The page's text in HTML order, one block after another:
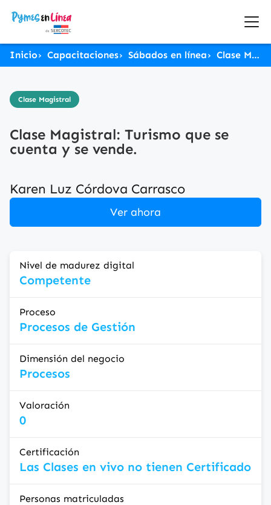
Inicio Capacitaciones Sábados en línea Clase Magistral: Turismo que se cuenta y se vende.
Clase Magistral
Clase Magistral: Turismo que se
cuenta y se vende.
Karen Luz Córdova Carrasco
Ver ahora
Nivel de madurez digital
Competente
Proceso
Procesos de Gestión
Dimensión del negocio
Procesos
Valoración
0
Certificación
Las Clases en vivo no tienen Certificado
Personas matriculadas